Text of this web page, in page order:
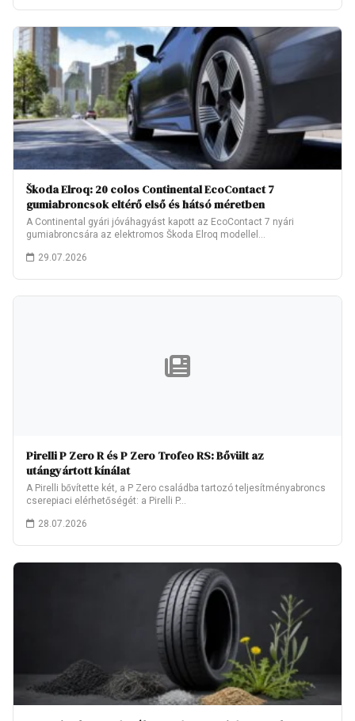
Škoda Elroq: 20 colos Continental EcoContact 7
gumiabroncsok eltérő első és hátsó méretben
A Continental gyári jóváhagyást kapott az EcoContact 7 nyári
gumiabroncsára az elektromos Škoda Elroq modellel…
29.07.2026
Pirelli P Zero R és P Zero Trofeo RS: Bővült az
utángyártott kínálat
A Pirelli bővítette két, a P Zero családba tartozó teljesítményabroncs
cserepiaci elérhetőségét: a Pirelli P…
28.07.2026